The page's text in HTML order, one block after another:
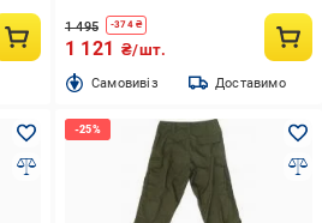
1 495 -374₴
1 121 ₴/шт.
Cамовивіз Доставимо